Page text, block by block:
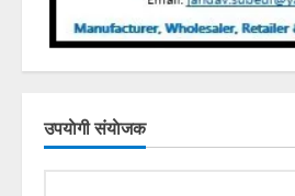
उपयाेगी संयाेजक